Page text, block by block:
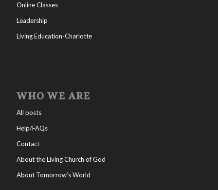
Online Classes
Leadership
Living Education-Charlotte
WHO WE ARE
All posts
Help/FAQs
Contact
About the Living Church of God
About Tomorrow’s World